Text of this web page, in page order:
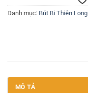
Danh mục: Bút Bi Thiên Long
MÔ TẢ